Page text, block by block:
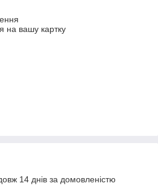
на вашу картку
14 днів за домовленістю